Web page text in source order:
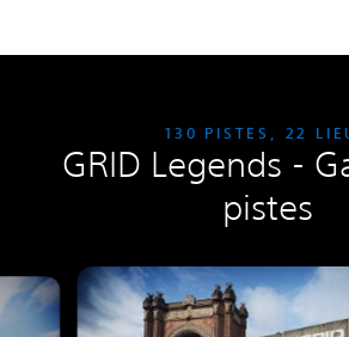
130 PISTES, 22
GRID Legends -
pistes